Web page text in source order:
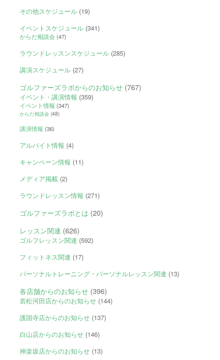
その他スケジュール(19)
イベントスケジュール(341)
からだ相談会(47)
ラウンドレッスンスケジュール(285)
講演スケジュール(27)
ゴルファーズラボからのお知らせ(767)
イベント・講演情報 (359)
イベント情報 (347)
からだ相談会(48)
講演情報 (36)
アルバイト情報 (4)
キャンペーン情報 (11)
メディア掲載(2)
ラウンドレッスン情報 (271)
ゴルファーズラボとは (20)
レッスン関連 (626)
ゴルフレッスン関連 (592)
フィットネス関連 (17)
パーソナルトレーニング・パーソナルレッスン関連 (13)
各店舗からのお知らせ(396)
若松河田店からのお知らせ(144)
護国寺店からのお知らせ(137)
白山店からのお知らせ(146)
神楽坂店からのお知らせ(13)